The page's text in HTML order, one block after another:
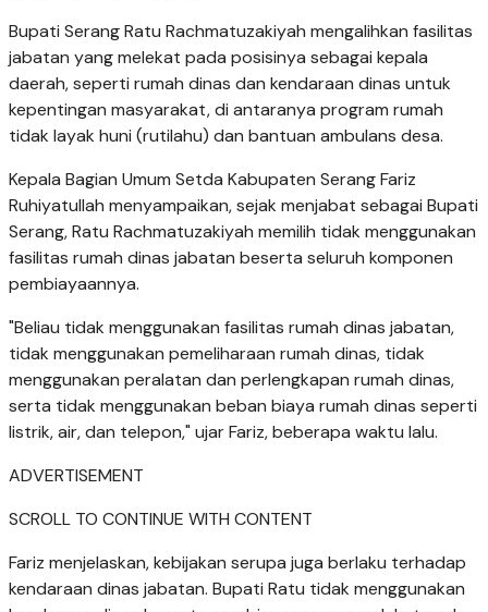
Bupati Serang Ratu Rachmatuzakiyah mengalihkan fasilitas
jabatan yang melekat pada posisinya sebagai kepala
daerah, seperti rumah dinas dan kendaraan dinas untuk
kepentingan masyarakat, di antaranya program rumah
tidak layak huni (rutilahu) dan bantuan ambulans desa.
Kepala Bagian Umum Setda Kabupaten Serang Fariz
Ruhiyatullah menyampaikan, sejak menjabat sebagai Bupati
Serang, Ratu Rachmatuzakiyah memilih tidak menggunakan
fasilitas rumah dinas jabatan beserta seluruh komponen
pembiayaannya.
"Beliau tidak menggunakan fasilitas rumah dinas jabatan,
tidak menggunakan pemeliharaan rumah dinas, tidak
menggunakan peralatan dan perlengkapan rumah dinas,
serta tidak menggunakan beban biaya rumah dinas seperti
listrik, air, dan telepon," ujar Fariz, beberapa waktu lalu.
ADVERTISEMENT
SCROLL TO CONTINUE WITH CONTENT
Fariz menjelaskan, kebijakan serupa juga berlaku terhadap
kendaraan dinas jabatan. Bupati Ratu tidak menggunakan